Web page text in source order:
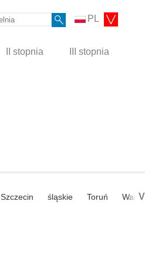
PL
II stopnia III stopnia
Szczecin śląskie Toruń V